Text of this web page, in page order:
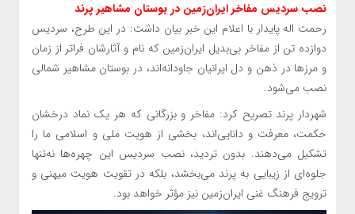
نصب سردیس مفاخر ایران‌زمین در بوستان مشاهیر پرند
رحمت اله پایدار با اعلام این خبر بیان داشت: در این طرح، سردیس
دوازده تن از مفاخر بی‌بدیل ایران‌زمین که نام و آثارشان فراتر از زمان
و مرزها در ذهن و دل ایرانیان جاودانه‌اند، در بوستان مشاهیر شمالی
نصب می‌شود.
شهردار پرند تصریح کرد: مفاخر و بزرگانی که هر یک نماد درخشان
حکمت، معرفت و دانایی‌اند، بخشی از هویت ملی و اسلامی ما را
تشکیل می‌دهند. بدون تردید، نصب سردیس این چهره‌ها نه‌تنها
جلوه‌ای از زیبایی به پرند می‌بخشد، بلکه در تقویت هویت میهنی و
ترویج فرهنگ غنی ایران‌زمین نیز مؤثر خواهد بود.